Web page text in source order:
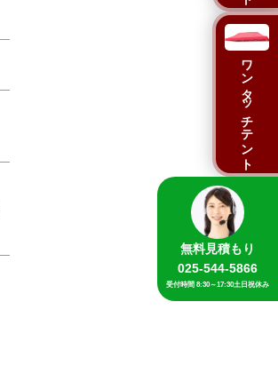
ワンタッチテント
無料見積もり
025-544-5866
受付時間 8:30～17:30土日祝休み